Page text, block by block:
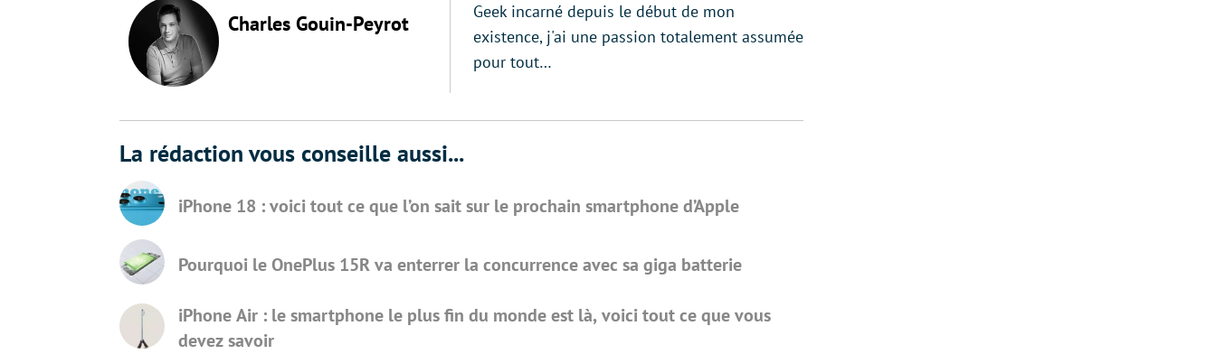
Charles Gouin-Peyrot
Geek incarné depuis le début de mon
existence, j'ai une passion totalement assumée
pour tout…
La rédaction vous conseille aussi...
iPhone 18 : voici tout ce que l’on sait sur le prochain smartphone d’Apple
Pourquoi le OnePlus 15R va enterrer la concurrence avec sa giga batterie
iPhone Air : le smartphone le plus fin du monde est là, voici tout ce que vous
devez savoir